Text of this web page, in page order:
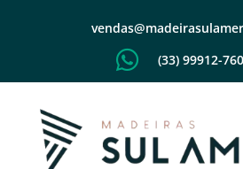
 (33) 99912-